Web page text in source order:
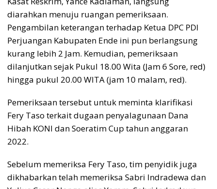
diarahkan menuju ruangan pemeriksaan.
Pengambilan keterangan terhadap Ketua DPC PDI
Perjuangan Kabupaten Ende ini pun berlangsung
kurang lebih 2 Jam. Kemudian, pemeriksaan
dilanjutkan sejak Pukul 18.00 Wita (Jam 6 Sore, red)
hingga pukul 20.00 WITA (jam 10 malam, red).
Pemeriksaan tersebut untuk meminta klarifikasi
Fery Taso terkait dugaan penyalagunaan Dana
Hibah KONI dan Soeratim Cup tahun anggaran
2022.
Sebelum memeriksa Fery Taso, tim penyidik juga
dikhabarkan telah memeriksa Sabri Indradewa dan